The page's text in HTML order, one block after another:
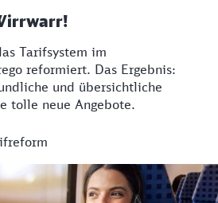
Tarifsystem im
reformiert. Das Ergebnis:
und übersichtliche
tolle neue Angebote.